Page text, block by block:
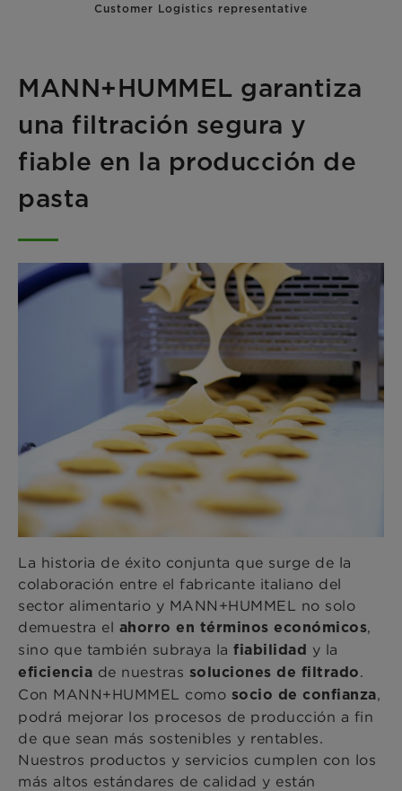
Customer Logistics representative
MANN+HUMMEL garantiza
una filtración segura y
fiable en la producción de
pasta
La historia de éxito conjunta que surge de la
colaboración entre el fabricante italiano del
sector alimentario y MANN+HUMMEL no solo
demuestra el ahorro en términos económicos,
sino que también subraya la fiabilidad y la
eficiencia de nuestras soluciones de filtrado.
Con MANN+HUMMEL como socio de confianza,
podrá mejorar los procesos de producción a fin
de que sean más sostenibles y rentables.
Nuestros productos y servicios cumplen con los
más altos estándares de calidad y están